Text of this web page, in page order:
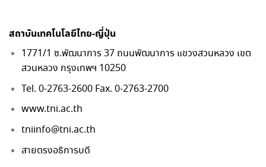
สถาบันเทคโนโลยีไทย-ญี่ปุ่น
1771/1 ซ.พัฒนาการ 37 ถนนพัฒนาการ แขวงสวนหลวง เขต
สวนหลวง กรุงเทพฯ 10250
Tel. 0-2763-2600 Fax. 0-2763-2700
www.tni.ac.th
tniinfo@tni.ac.th
สายตรงอธิการบดี